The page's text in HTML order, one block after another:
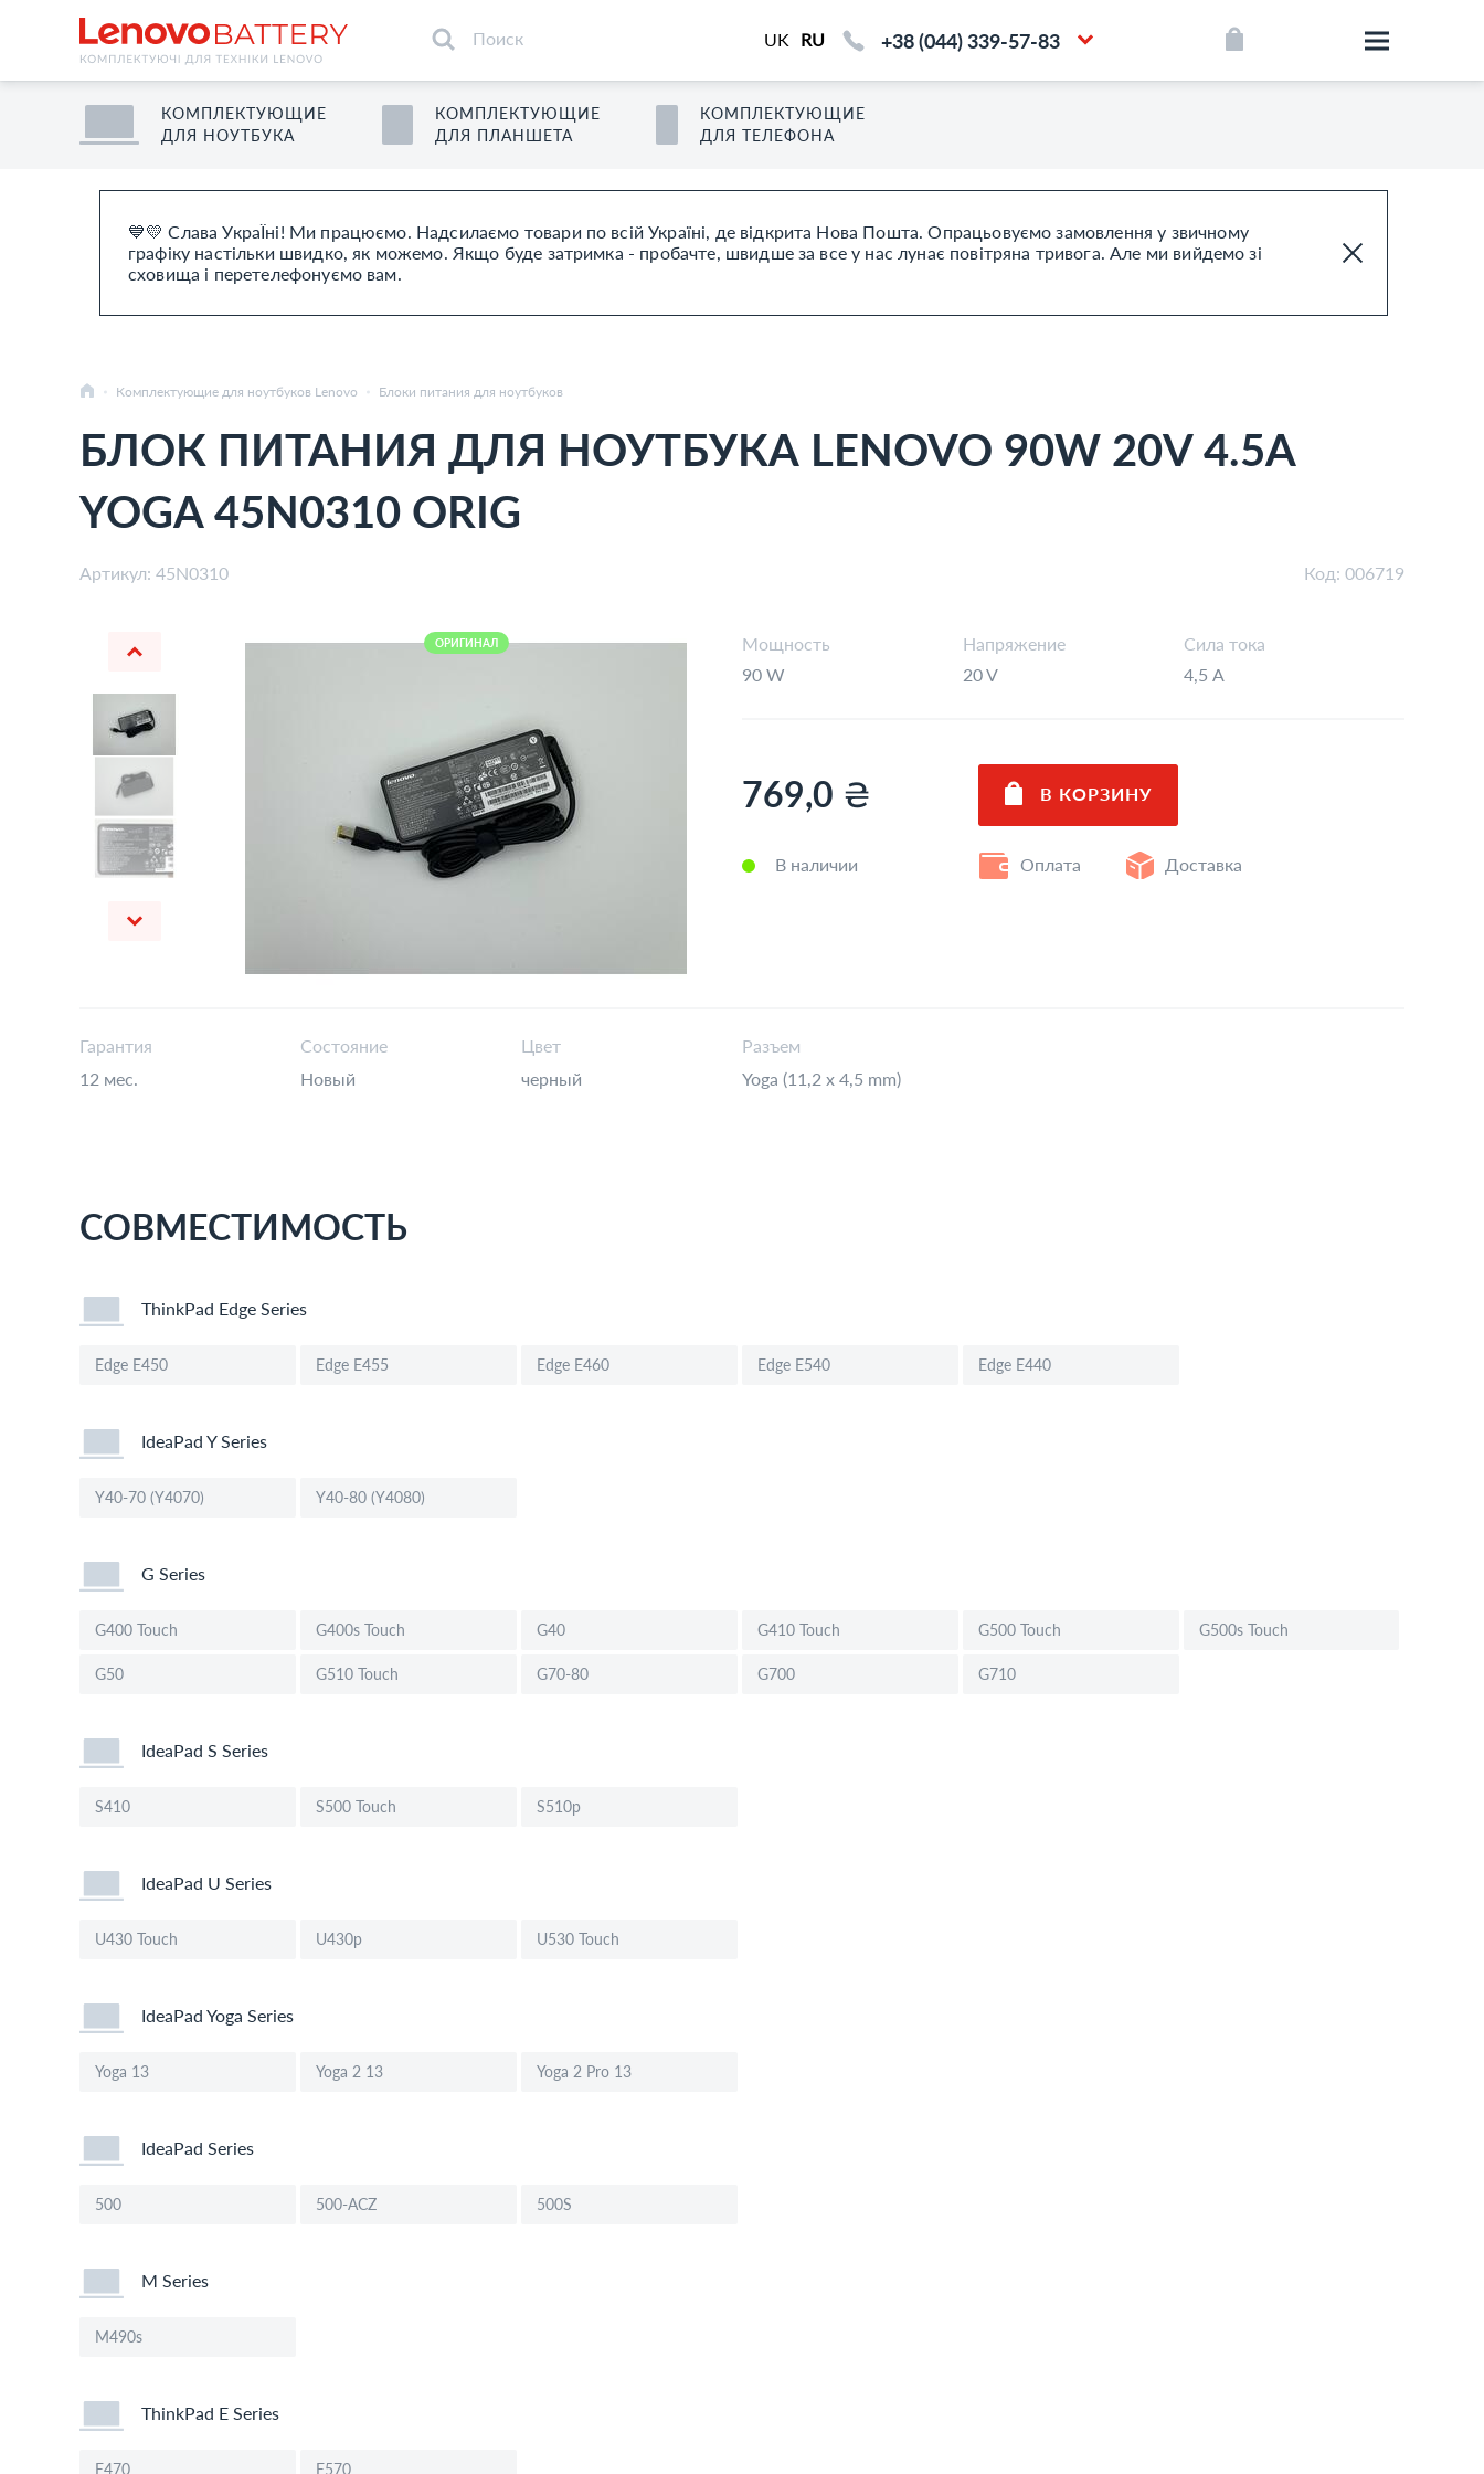
💙💛 Слава УкраЇні! Ми працюємо. Надсилаємо товари по всій Україні, де відкрита Нова Пошта. Опрацьовуємо замовлення у звичному
графіку настільки швидко, як можемо. Якщо буде затримка - пробачте, швидше за все у нас лунає повітряна тривога. Але ми вийдемо зі
сховища і перетелефонуємо вам.
UK RU +38 (044) 339-57-83
КОМПЛЕКТУЮЩИЕ
ДЛЯ
НОУТБУКА
КОМПЛЕКТУЮЩИЕ
ДЛЯ
ПЛАНШЕТА
КОМПЛЕКТУЮЩИЕ
ДЛЯ ТЕЛЕФОН А
Комплектующие для ноутбуков Lenovo Блоки питания для ноутбуков
БЛОК ПИТАНИЯ ДЛЯ НОУТБУКА LENOVO 90W 20V 4.5A
YOGA 45N0310 ORIG
Артикул: 45N0310 Код: 006719
ОРИГИНАЛ
Мощность
90 W
Напряжение
20 V
Сила тока
4,5 А
769,0 ₴
В наличии Оплата Доставка
Гарантия
12 мес.
Состояние
Новый
Цвет
черный
Разъем
Yoga (11,2 x 4,5 mm)
СОВМЕСТИМОСТЬ
ThinkPad Edge Series
Edge E450 Edge E455 Edge E460 Edge E540 Edge E440
IdeaPad Y Series
Y40-70 (Y4070) Y40-80 (Y4080)
G Series
G400 Touch G400s Touch G40 G410 Touch G500 Touch G500s Touch
G50 G510 Touch G70-80 G700 G710
IdeaPad S Series
S410 S500 Touch S510p
IdeaPad U Series
U430 Touch U430p U530 Touch
IdeaPad Yoga Series
Yoga 13 Yoga 2 13 Yoga 2 Pro 13
IdeaPad Series
500 500-ACZ 500S
M Series
M490s
ThinkPad E Series
E470 E570